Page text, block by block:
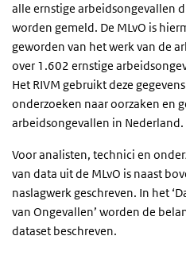
alle ernstige arbeidsongevallen
worden gemeld. De MLvO is
geworden van het werk van de
over 1.602 ernstige
Het RIVM gebruikt deze
onderzoeken naar oorzaken en
arbeidsongevallen in Nederland.
Voor analisten, technici en
van data uit de MLvO is naast
naslagwerk geschreven. In het
van Ongevallen’ worden de
dataset beschreven.